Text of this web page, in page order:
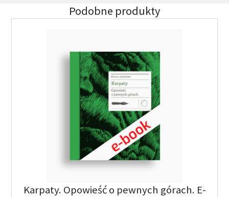
Podobne produkty
Karpaty. Opowieść o pewnych górach. E-